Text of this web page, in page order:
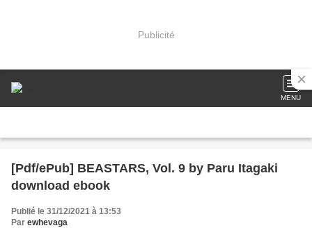
Publicité
MENU
[Pdf/ePub] BEASTARS, Vol. 9 by Paru Itagaki
download ebook
Publié le 31/12/2021 à 13:53
Par ewhevaga